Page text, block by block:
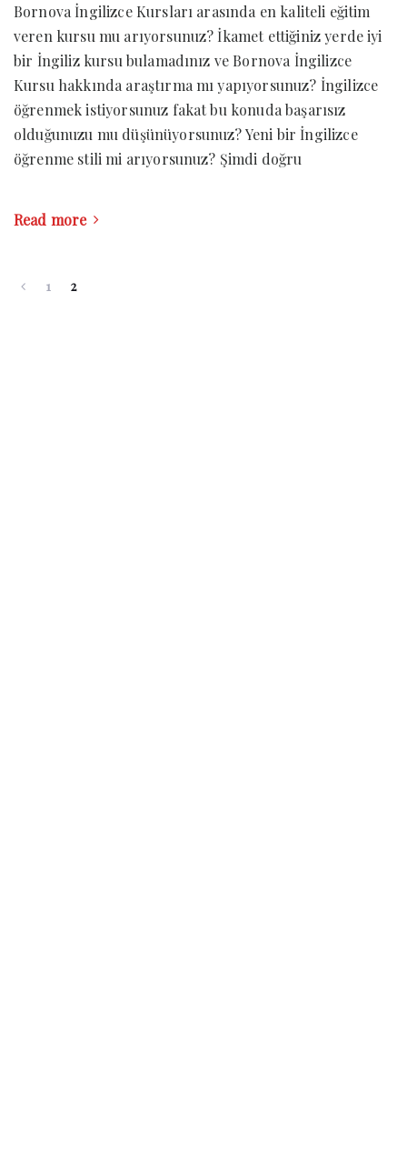
Bornova İngilizce Kursları arasında en kaliteli eğitim
veren kursu mu arıyorsunuz? İkamet ettiğiniz yerde iyi
bir İngiliz kursu bulamadınız ve Bornova İngilizce
Kursu hakkında araştırma mı yapıyorsunuz? İngilizce
öğrenmek istiyorsunuz fakat bu konuda başarısız
olduğunuzu mu düşünüyorsunuz? Yeni bir İngilizce
öğrenme stili mi arıyorsunuz? Şimdi doğru
Read more
1 2